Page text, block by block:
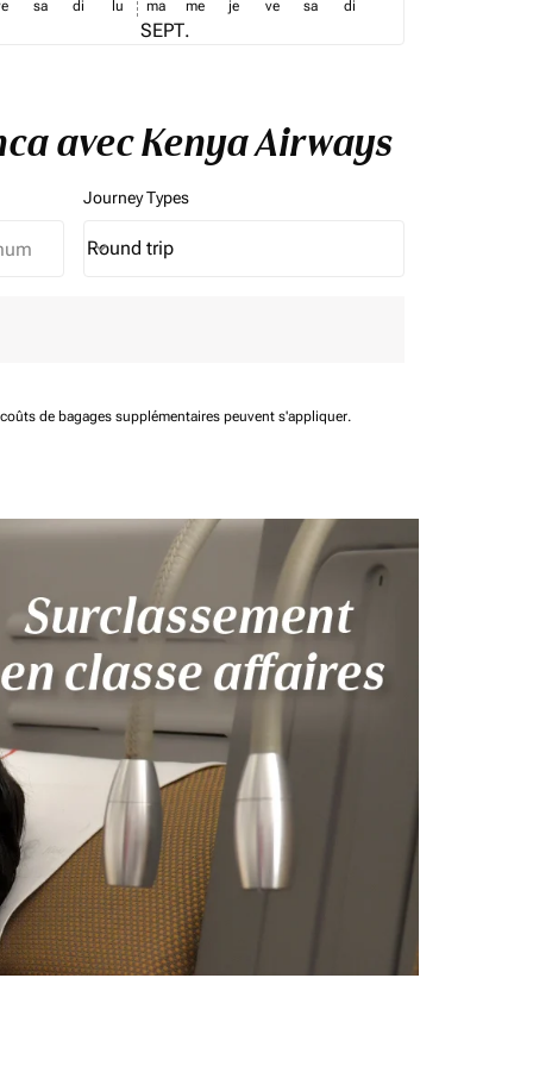
sa di lu ma
SEPT.
me je ve sa di
avec Kenya Airways
Journey Types
Journey Types option Round trip Selected
Round trip
keyboard_arrow_down
de bagages supplémentaires peuvent s'appliquer.